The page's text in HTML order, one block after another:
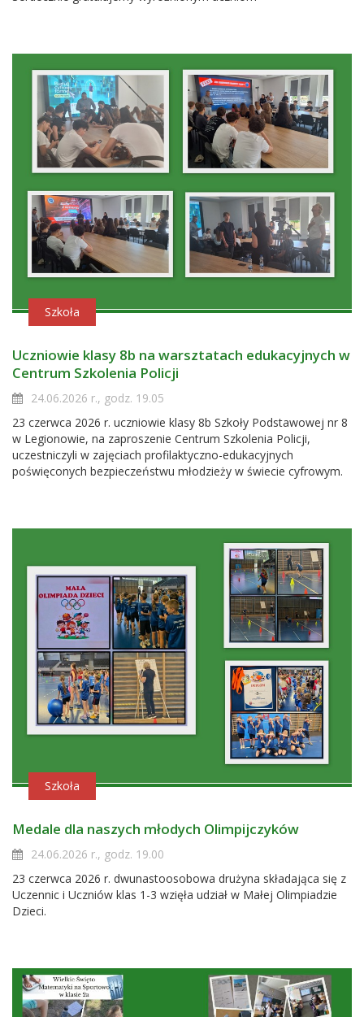
Szkoła
Uczniowie klasy 8b na warsztatach edukacyjnych w
Centrum Szkolenia Policji
24.06.2026 r., godz. 19.05
23 czerwca 2026 r. uczniowie klasy 8b Szkoły Podstawowej nr 8
w Legionowie, na zaproszenie Centrum Szkolenia Policji,
uczestniczyli w zajęciach profilaktyczno-edukacyjnych
poświęconych bezpieczeństwu młodzieży w świecie cyfrowym.
Szkoła
Medale dla naszych młodych Olimpijczyków
24.06.2026 r., godz. 19.00
23 czerwca 2026 r. dwunastoosobowa drużyna składająca się z
Uczennic i Uczniów klas 1-3 wzięła udział w Małej Olimpiadzie
Dzieci.